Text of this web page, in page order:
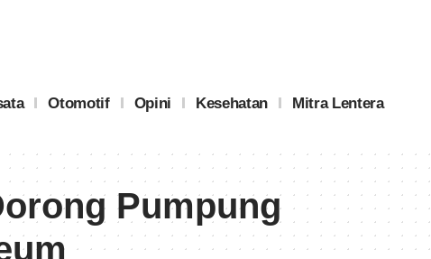
Otomotif Opini Kesehatan Mitra Lentera
Pumpung